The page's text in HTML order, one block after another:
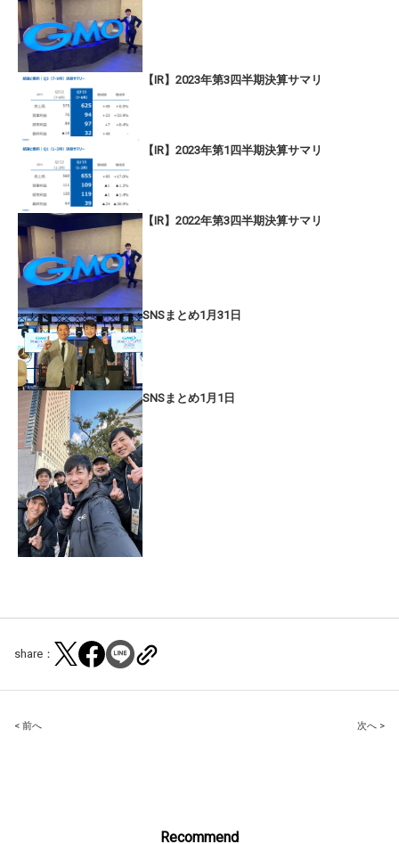
【IR】2023年第3四半期決算サマリ
【IR】2023年第1四半期決算サマリ
【IR】2022年第3四半期決算サマリ
SNSまとめ1月31日
SNSまとめ1月1日
share：
Post
< 前へ 次へ >
Recommend